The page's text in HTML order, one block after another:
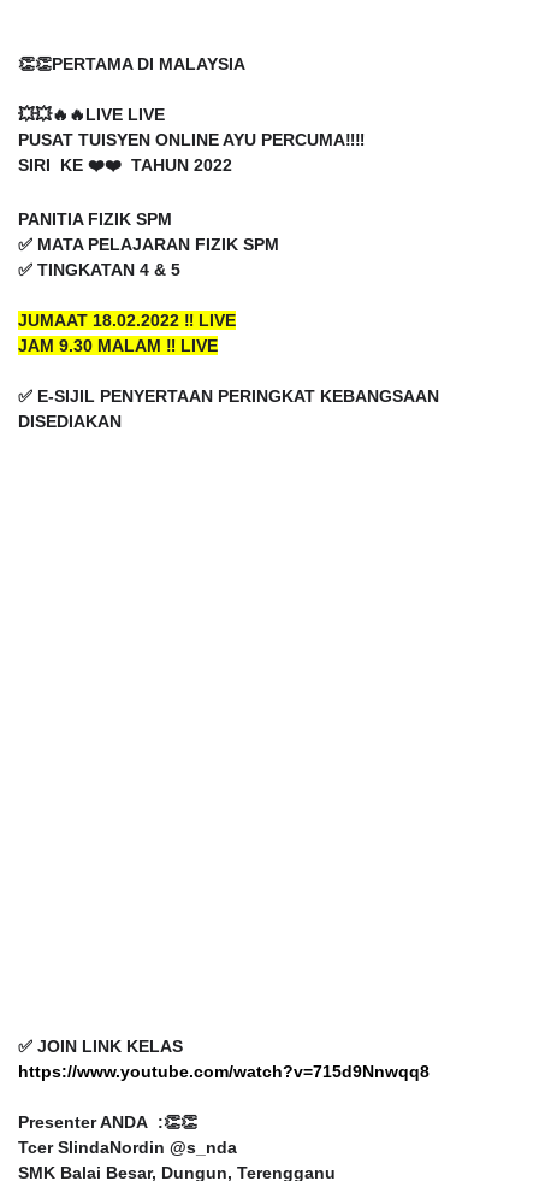
👏👏PERTAMA DI MALAYSIA
💥💥🔥🔥LIVE LIVE
PUSAT TUISYEN ONLINE AYU PERCUMA‼️‼️
SIRI KE ❤️❤️ TAHUN 2022
PANITIA FIZIK SPM
✅ MATA PELAJARAN FIZIK SPM
✅ TINGKATAN 4 & 5
JUMAAT 18.02.2022 ‼️ LIVE
JAM 9.30 MALAM ‼️ LIVE
✅ E-SIJIL PENYERTAAN PERINGKAT KEBANGSAAN
DISEDIAKAN
✅ JOIN LINK KELAS
https://www.youtube.com/watch?v=715d9Nnwqq8
Presenter ANDA :👏👏
Tcer SlindaNordin @s_nda
SMK Balai Besar, Dungun, Terengganu